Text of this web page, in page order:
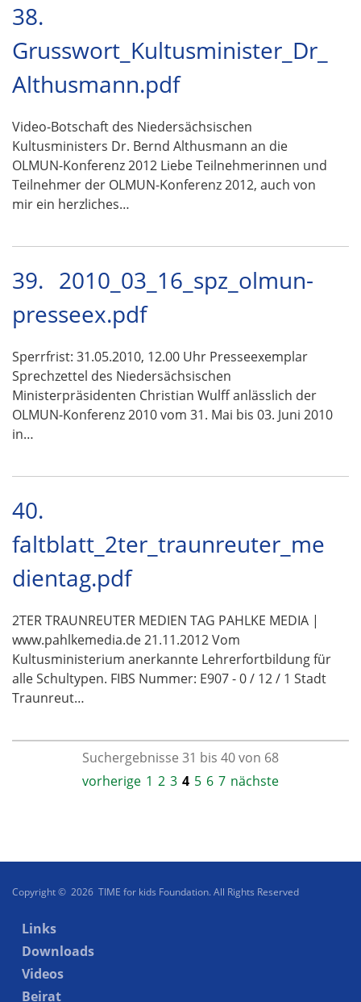
38.
Grusswort_Kultusminister_Dr_
Althusmann.pdf
Video-Botschaft des Niedersächsischen
Kultusministers Dr. Bernd Althusmann an die
OLMUN-Konferenz 2012 Liebe Teilnehmerinnen und
Teilnehmer der OLMUN-Konferenz 2012, auch von
mir ein herzliches…
39. 2010_03_16_spz_olmun-
presseex.pdf
Sperrfrist: 31.05.2010, 12.00 Uhr Presseexemplar
Sprechzettel des Niedersächsischen
Ministerpräsidenten Christian Wulff anlässlich der
OLMUN-Konferenz 2010 vom 31. Mai bis 03. Juni 2010
in…
40.
faltblatt_2ter_traunreuter_me
dientag.pdf
2TER TRAUNREUTER MEDIEN TAG PAHLKE MEDIA |
www.pahlkemedia.de 21.11.2012 Vom
Kultusministerium anerkannte Lehrerfortbildung für
alle Schultypen. FIBS Nummer: E907 - 0 / 12 / 1 Stadt
Traunreut…
Suchergebnisse 31 bis 40 von 68
vorherige 1 2 3 4 5 6 7 nächste
Copyright © 2026 TIME for kids Foundation. All Rights Reserved
Links
Downloads
Videos
Beirat